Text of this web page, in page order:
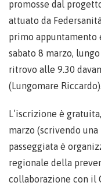
promosse dal
attuato da
primo appuntamento
sabato 8 marzo,
ritrovo alle 9.30
(Lungomare Riccardo).
L’iscrizione è
marzo (scrivendo
passeggiata è
regionale della
collaborazione con il